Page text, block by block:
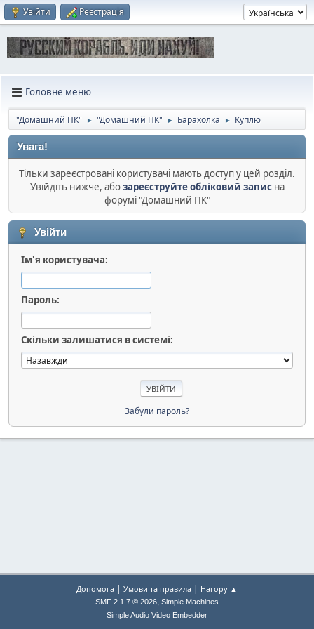
Увійти Реєстрація
Головне меню
"Домашний ПК" ► "Домашний ПК" ► Барахолка ► Куплю
Увага!
Тільки зареєстровані користувачі мають доступ у цей розділ.
Увійдіть нижче, абозареєструйте обліковий записна
форумі "Домашний ПК"
Увійти
Ім'я користувача:
Пароль:
Скільки залишатися в системі:
Забули пароль?
Допомога | Умови та правила | Нагору ▲
SMF 2.1.7 © 2026, Simple Machines
Simple Audio Video Embedder